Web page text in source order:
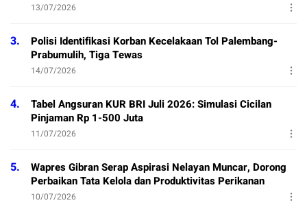
13/07/2026
3.
Polisi Identifikasi Korban Kecelakaan Tol Palembang-
Prabumulih, Tiga Tewas
14/07/2026
4.
Tabel Angsuran KUR BRI Juli 2026: Simulasi Cicilan
Pinjaman Rp 1-500 Juta
11/07/2026
5.
Wapres Gibran Serap Aspirasi Nelayan Muncar, Dorong
Perbaikan Tata Kelola dan Produktivitas Perikanan
10/07/2026